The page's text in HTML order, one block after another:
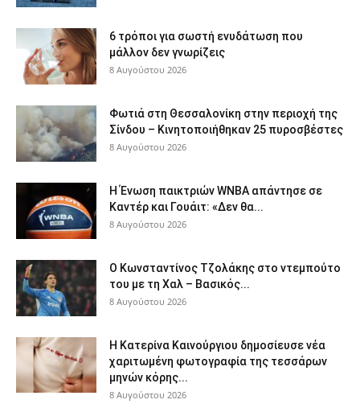
6 τρόποι για σωστή ενυδάτωση που
μάλλον δεν γνωρίζεις
8 Αυγούστου 2026
Φωτιά στη Θεσσαλονίκη στην περιοχή της
Σίνδου – Κινητοποιήθηκαν 25 πυροσβέστες
8 Αυγούστου 2026
Η Ένωση παικτριών WNBA απάντησε σε
Καντέρ και Γουάιτ: «Δεν θα...
8 Αυγούστου 2026
Ο Κωνσταντίνος Τζολάκης στο ντεμπούτο
του με τη Χαλ – Βασικός...
8 Αυγούστου 2026
Η Κατερίνα Καινούργιου δημοσίευσε νέα
χαριτωμένη φωτογραφία της τεσσάρων
μηνών κόρης...
8 Αυγούστου 2026